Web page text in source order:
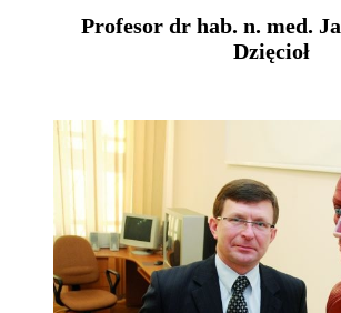
Profesor dr hab. n. med.
Dzięcioł